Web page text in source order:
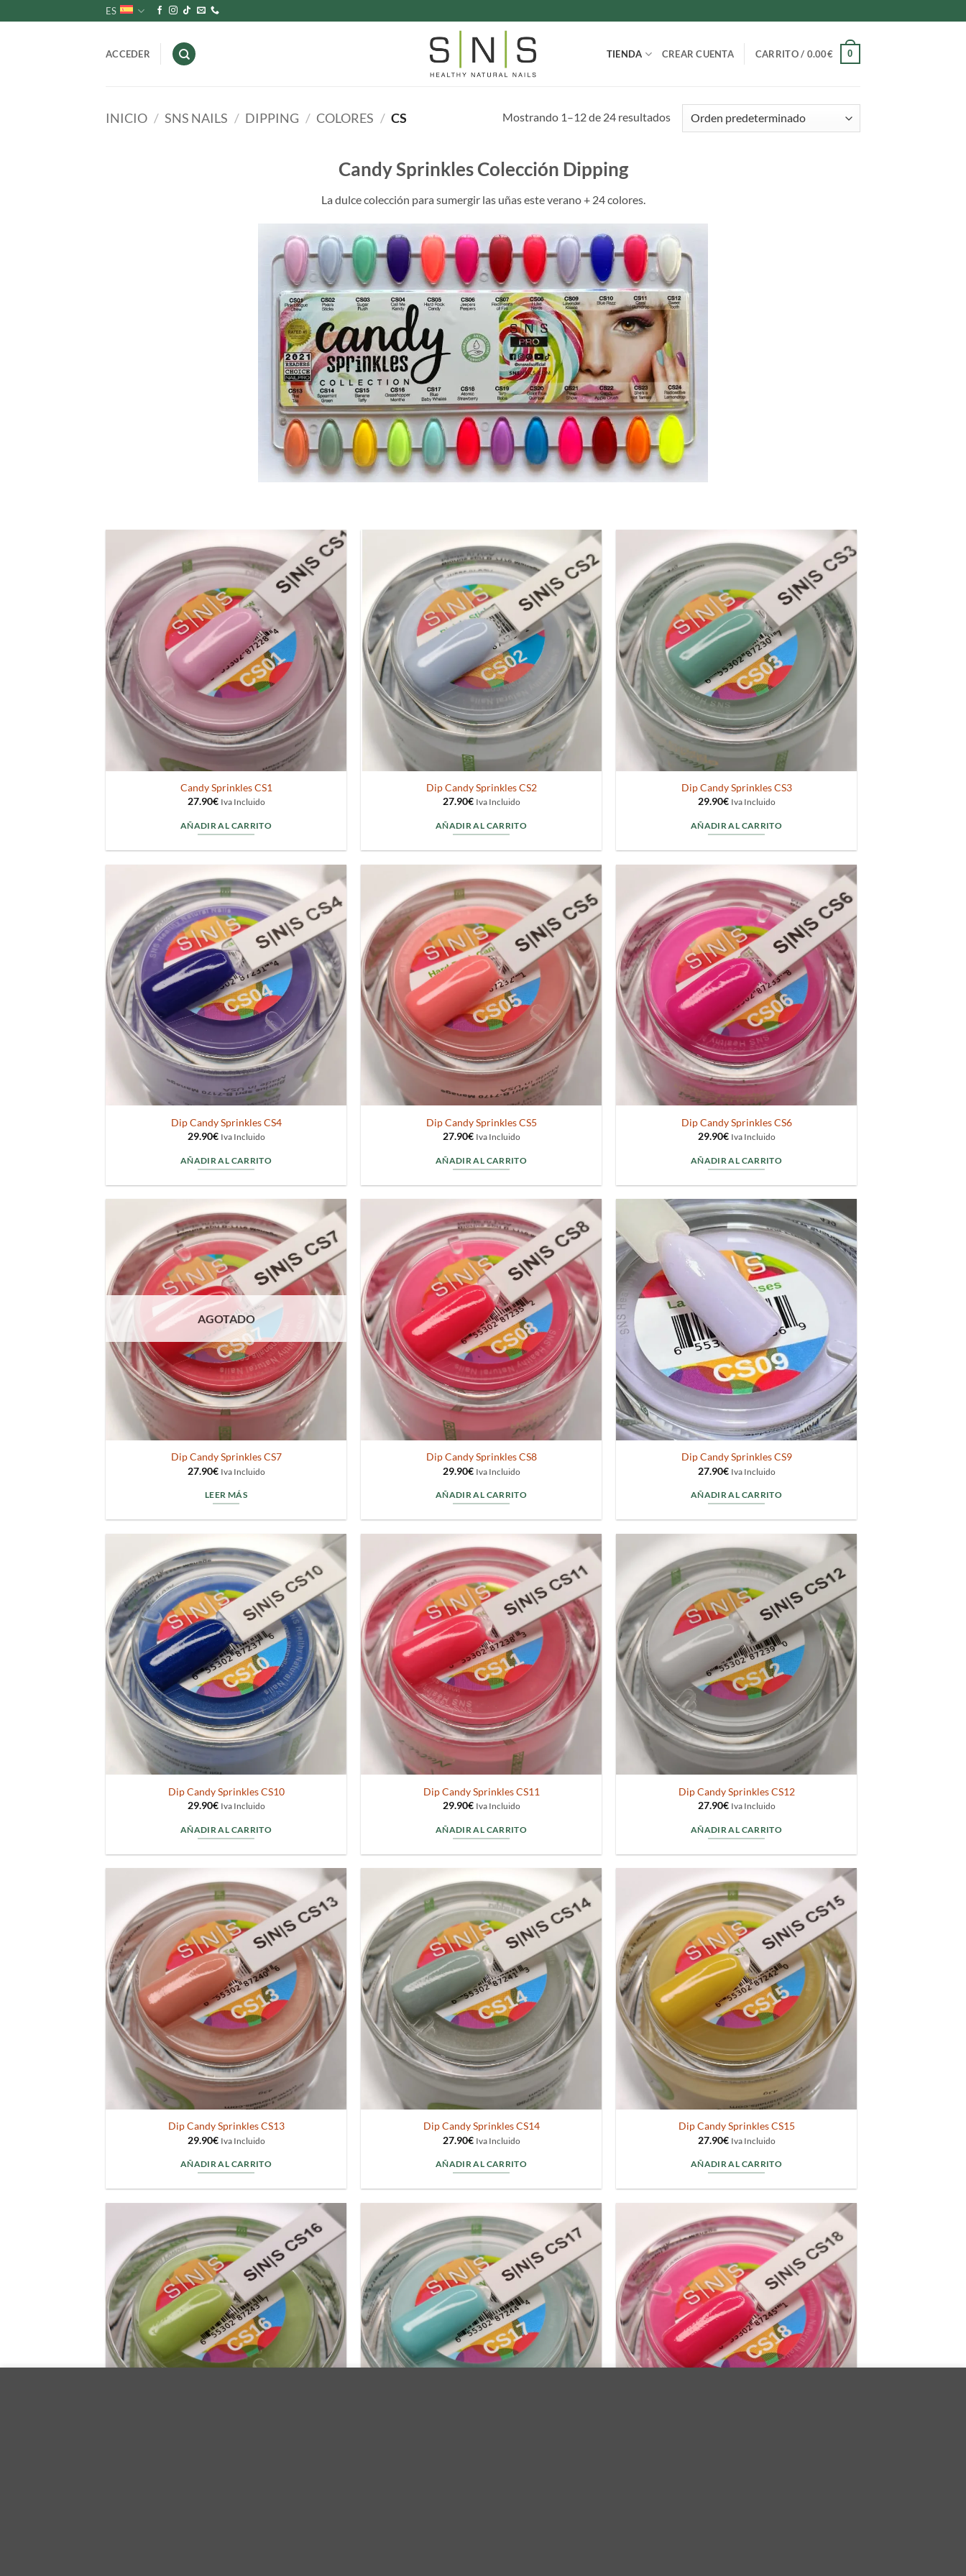
al
ES
ACCEDER TIENDA CREAR CUENTA CARRITO / 0.00€ 0
INICIO / SNS NAILS / DIPPING / COLORES / CS Mostrando 1–12 de 24 resultados
Candy Sprinkles Colección Dipping
La dulce colección para sumergir las uñas este verano + 24 colores.
Candy Sprinkles CS1
27.90€ Iva Incluido
AÑADIR AL CARRITO
Dip Candy Sprinkles CS2
27.90€ Iva Incluido
AÑADIR AL CARRITO
Dip Candy Sprinkles CS3
29.90€ Iva Incluido
AÑADIR AL CARRITO
Dip Candy Sprinkles CS4
29.90€ Iva Incluido
AÑADIR AL CARRITO
Dip Candy Sprinkles CS5
27.90€ Iva Incluido
AÑADIR AL CARRITO
Dip Candy Sprinkles CS6
29.90€ Iva Incluido
AÑADIR AL CARRITO
AGOTADO
Dip Candy Sprinkles CS7
27.90€ Iva Incluido
LEER MÁS
Dip Candy Sprinkles CS8
29.90€ Iva Incluido
AÑADIR AL CARRITO
Dip Candy Sprinkles CS9
27.90€ Iva Incluido
AÑADIR AL CARRITO
Dip Candy Sprinkles CS10
29.90€ Iva Incluido
AÑADIR AL CARRITO
Dip Candy Sprinkles CS11
29.90€ Iva Incluido
AÑADIR AL CARRITO
Dip Candy Sprinkles CS12
27.90€ Iva Incluido
AÑADIR AL CARRITO
Dip Candy Sprinkles CS13
29.90€ Iva Incluido
AÑADIR AL CARRITO
Dip Candy Sprinkles CS14
27.90€ Iva Incluido
AÑADIR AL CARRITO
Dip Candy Sprinkles CS15
27.90€ Iva Incluido
AÑADIR AL CARRITO